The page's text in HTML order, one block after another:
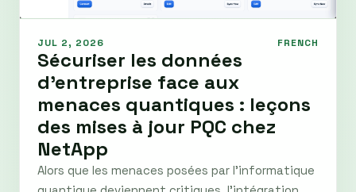
JUL 2, 2026 FRENCH
Sécuriser les données
d'entreprise face aux
menaces quantiques : leçons
des mises à jour PQC chez
NetApp
Alors que les menaces posées par l'informatique